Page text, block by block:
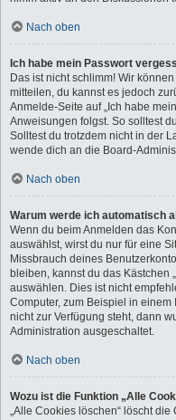
Nach oben
Ich habe mein Passwort
Das ist nicht schlimm! Wir
mitteilen, du kannst es jedoch
Anmelde-Seite auf „Ich habe
Anweisungen folgst. So solltest
Solltest du trotzdem nicht in der
wende dich an die Board-
Nach oben
Warum werde ich automatisch
Wenn du beim Anmelden das
auswählst, wirst du nur für eine
Missbrauch deines
bleiben, kannst du das Kästchen
auswählen. Dies ist nicht
Computer, zum Beispiel in
nicht zur Verfügung steht, dann
Administration ausgeschaltet.
Nach oben
Wozu ist die Funktion „Alle
„Alle Cookies löschen“ löscht